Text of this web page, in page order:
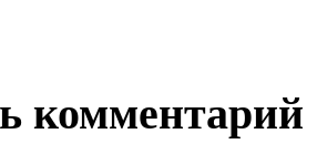
комментарий